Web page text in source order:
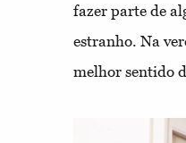
fazer parte de
estranho. Na
melhor sentido